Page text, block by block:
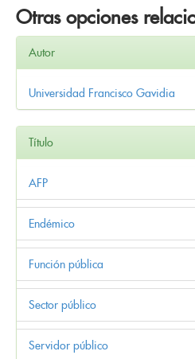
Otras opciones
Autor
Universidad Francisco Gavidia
Título
AFP
Endémico
Función pública
Sector público
Servidor público